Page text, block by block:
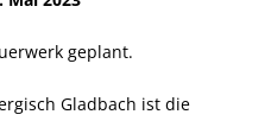
geplant.
Gladbach ist die